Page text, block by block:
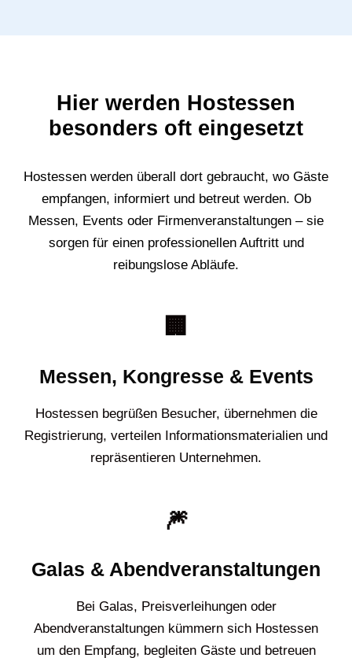
Hier werden Hostessen
besonders oft eingesetzt
Hostessen werden überall dort gebraucht, wo Gäste
empfangen, informiert und betreut werden. Ob
Messen, Events oder Firmenveranstaltungen – sie
sorgen für einen professionellen Auftritt und
reibungslose Abläufe.
🏢
Messen, Kongresse & Events
Hostessen begrüßen Besucher, übernehmen die
Registrierung, verteilen Informationsmaterialien und
repräsentieren Unternehmen.
🎆
Galas & Abendveranstaltungen
Bei Galas, Preisverleihungen oder
Abendveranstaltungen kümmern sich Hostessen
um den Empfang, begleiten Gäste und betreuen